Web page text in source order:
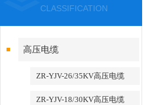
CLASSIFICATION
高压电缆
ZR-YJV-26/35KV高压电缆
ZR-YJV-18/30KV高压电缆